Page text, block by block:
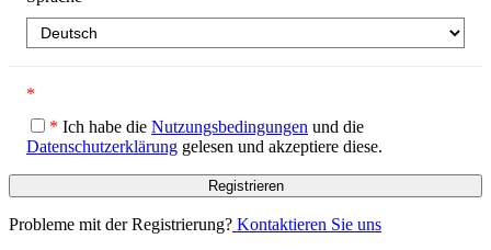
*
* Ich habe die Nutzungsbedingungen und die
Datenschutzerklärung gelesen und akzeptiere diese.
Probleme mit der Registrierung? Kontaktieren Sie uns